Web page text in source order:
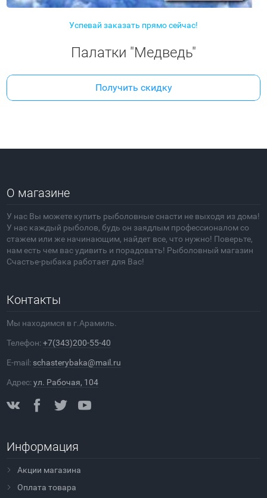
Успевай заказать прямо сейчас!
Палатки "Медведь"
Получить скидку
О магазине
У нас Вы можете купить рыболовные снасти не выходя из дома!
У нас каждый рыболов, будь он заядлым профессионалом со
стажем или же начинающим, найдет все, что нужно! Поверьте,
нам есть чем вас удивить и порадовать! Рыболовный магазин
Счастье-рыбака работает для Вас!
Контакты
Мы находимся в г.Арамиль.
Телефон:+7(343)200-55-40
E-mail: schasterybaka@mail.ru
Адрес:ул. Рабочая, 104
Информация
Акции магазина
Оплата товара